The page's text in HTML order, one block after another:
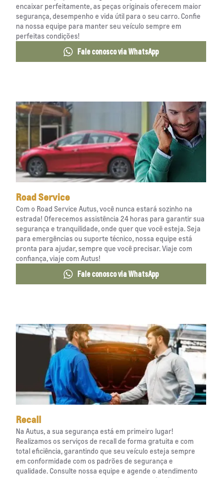
encaixar perfeitamente, as peças originais oferecem maior
segurança, desempenho e vida útil para o seu carro. Confie
na nossa equipe para manter seu veículo sempre em
perfeitas condições!
Fale conosco via WhatsApp
Road Service
Com o Road Service Autus, você nunca estará sozinho na
estrada! Oferecemos assistência 24 horas para garantir sua
segurança e tranquilidade, onde quer que você esteja. Seja
para emergências ou suporte técnico, nossa equipe está
pronta para ajudar, sempre que você precisar. Viaje com
confiança, viaje com Autus!
Fale conosco via WhatsApp
Recall
Na Autus, a sua segurança está em primeiro lugar!
Realizamos os serviços de recall de forma gratuita e com
total eficiência, garantindo que seu veículo esteja sempre
em conformidade com os padrões de segurança e
qualidade. Consulte nossa equipe e agende o atendimento